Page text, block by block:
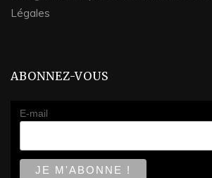
Légales
ABONNEZ-VOUS
E-mail